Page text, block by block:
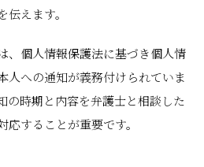
えます。
、個人情報保護法に基づき個人情
人への通知が義務付けられていま
の時期と内容を弁護士と相談した
することが重要です。